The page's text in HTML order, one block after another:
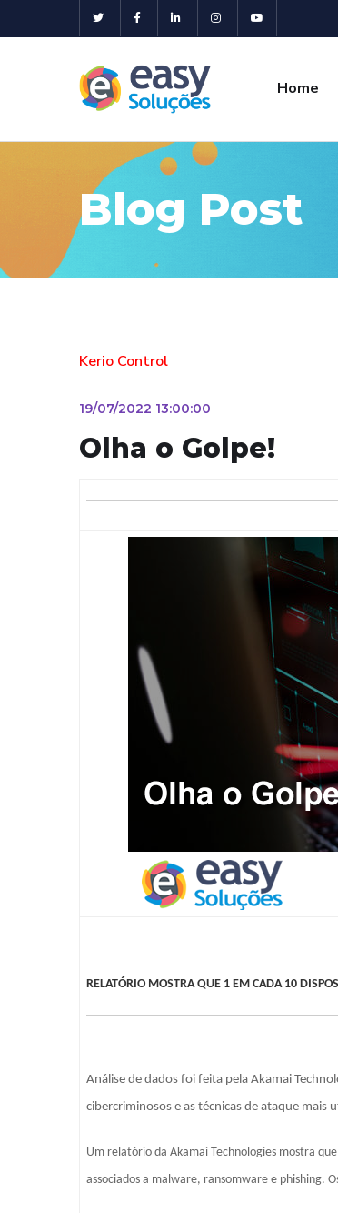
Home
Blog Post
Kerio Control
19/07/2022 13:00:00
Olha o Golpe!
RELATÓRIO MOSTRA QUE 1 EM CADA 10
Análise de dados foi feita pela Akamai
cibercriminosos e as técnicas de ataque mais
Um relatório da Akamai Technologies mostra
associados a malware, ransomware e phishing.